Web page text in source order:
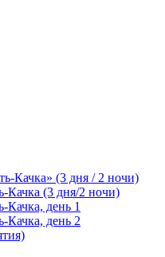
Качка» (3 дня / 2 ночи)
Качка (3 дня/2 ночи)
Качка, день 1
Качка, день 2